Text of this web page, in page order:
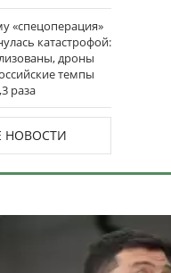
«спецоперация»
катастрофой:
дроны
темпы
раза
НОВОСТИ